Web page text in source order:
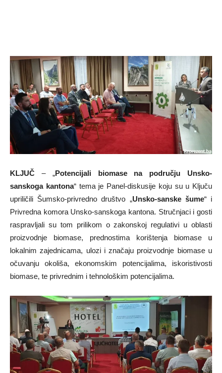
KLJUČ – „Potencijali biomase na području Unsko-
sanskoga kantona“ tema je Panel-diskusije koju su u Ključu
upriličili Šumsko-privredno društvo „Unsko-sanske šume“ i
Privredna komora Unsko-sanskoga kantona. Stručnjaci i gosti
raspravljali su tom prilikom o zakonskoj regulativi u oblasti
proizvodnje biomase, prednostima korištenja biomase u
lokalnim zajednicama, ulozi i značaju proizvodnje biomase u
očuvanju okoliša, ekonomskim potencijalima, iskoristivosti
biomase, te privrednim i tehnološkim potencijalima.